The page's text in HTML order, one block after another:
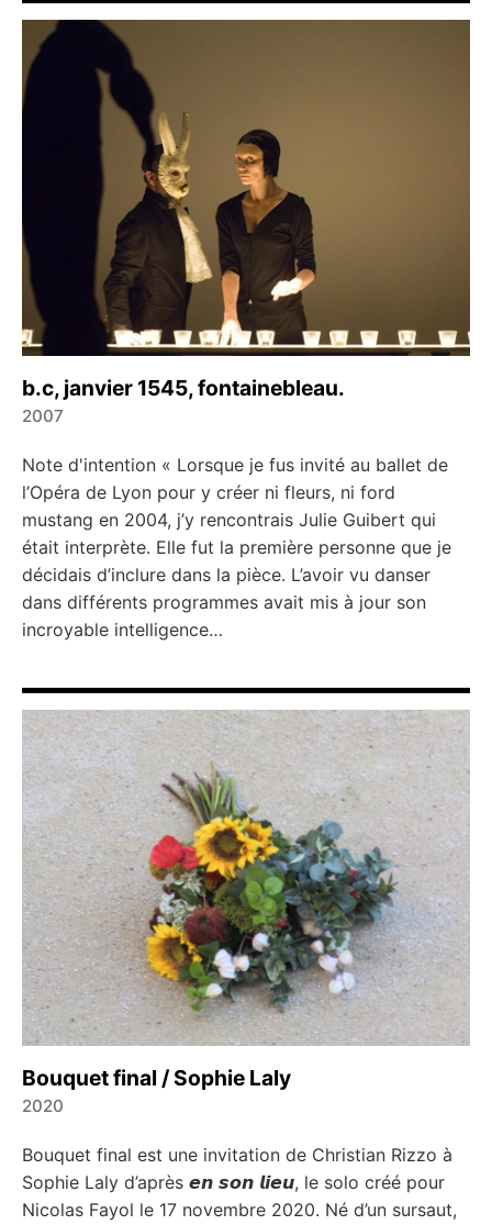
b.c, janvier 1545, fontainebleau.
2007
Note d'intention « Lorsque je fus invité au ballet de
l’Opéra de Lyon pour y créer ni fleurs, ni ford
mustang en 2004, j’y rencontrais Julie Guibert qui
était interprète. Elle fut la première personne que je
décidais d’inclure dans la pièce. L’avoir vu danser
dans différents programmes avait mis à jour son
incroyable intelligence…
Bouquet final / Sophie Laly
2020
Bouquet final est une invitation de Christian Rizzo à
Sophie Laly d’après 𝙚𝙣 𝙨𝙤𝙣 𝙡𝙞𝙚𝙪, le solo créé pour
Nicolas Fayol le 17 novembre 2020. Né d’un sursaut,